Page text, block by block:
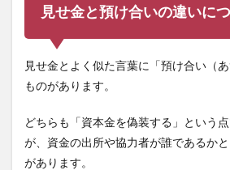
見せ金と預け合いの違いに
見せ金とよく似た言葉に「預け合い（
ものがあります。
どちらも「資本金を偽装する」という
が、資金の出所や協力者が誰であるか
があります。